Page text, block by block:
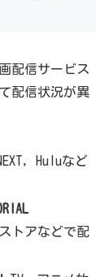
配信サービス
配信状況が異
Huluなど
トアなどで配